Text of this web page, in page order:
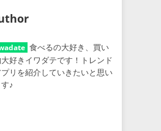
食べるの大好き、買い
好きイワダテです！トレンド
プリを紹介していきたいと思い
♪